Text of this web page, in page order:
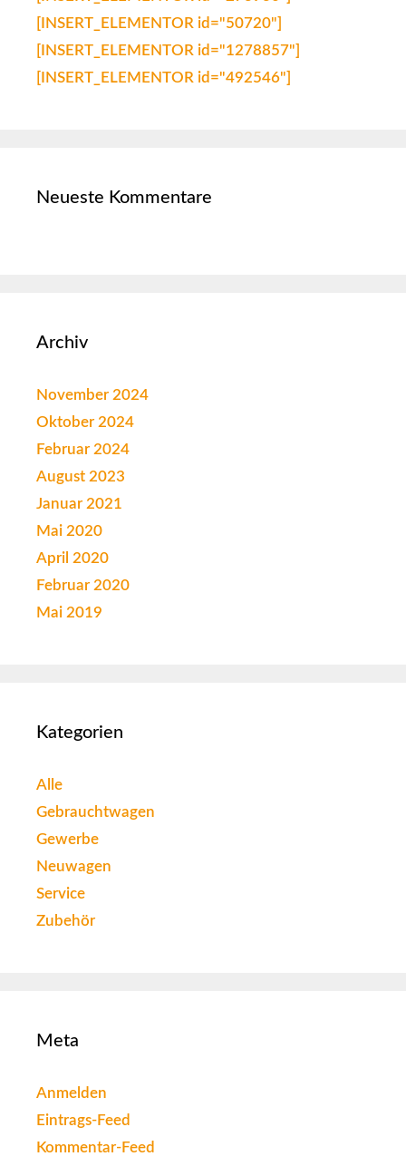
[INSERT_ELEMENTOR id="50720"]
[INSERT_ELEMENTOR id="1278857"]
[INSERT_ELEMENTOR id="492546"]
Neueste Kommentare
Archiv
November 2024
Oktober 2024
Februar 2024
August 2023
Januar 2021
Mai 2020
April 2020
Februar 2020
Mai 2019
Kategorien
Alle
Gebrauchtwagen
Gewerbe
Neuwagen
Service
Zubehör
Meta
Anmelden
Eintrags-Feed
Kommentar-Feed